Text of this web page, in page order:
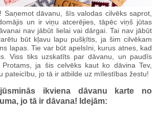
Saņemot dāvanu, šīs valodas cilvēks saprot,
un ir viņu atcerējies, tāpēc viņš jūtas
nav jābūt lielai vai dārgai. Tai nav jābūt
būt kļavu lapu pušķītis, ja šim cilvēkam
lapas. Tie var būt apelsīni, kurus atnes, kad
Viss tiks uzskatīts par dāvanu, un paudīs
ja šis celvēks kaut ko dāvina Tev,
pateicību, jo tā ir atbilde uz mīlestības žestu!
ikviena dāvanu karte no
jo tā ir dāvana! Idejām: